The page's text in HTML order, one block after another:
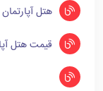
هتل
قیمت هتل